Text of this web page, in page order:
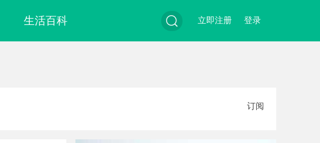
生活百科 登录
立即注册
订阅